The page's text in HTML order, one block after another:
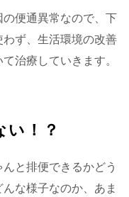
便通異常なので、下
ず、生活環境の改善
治療していきます。
！？
と排便できるかどう
な様子なのか、あま